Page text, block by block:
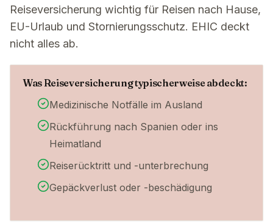
Reiseversicherung wichtig für Reisen nach Hause,
EU-Urlaub und Stornierungsschutz. EHIC deckt
nicht alles ab.
Was Reiseversicherung typischerweise abdeckt:
Medizinische Notfälle im Ausland
Rückführung nach Spanien oder ins
Heimatland
Reiserücktritt und -unterbrechung
Gepäckverlust oder -beschädigung